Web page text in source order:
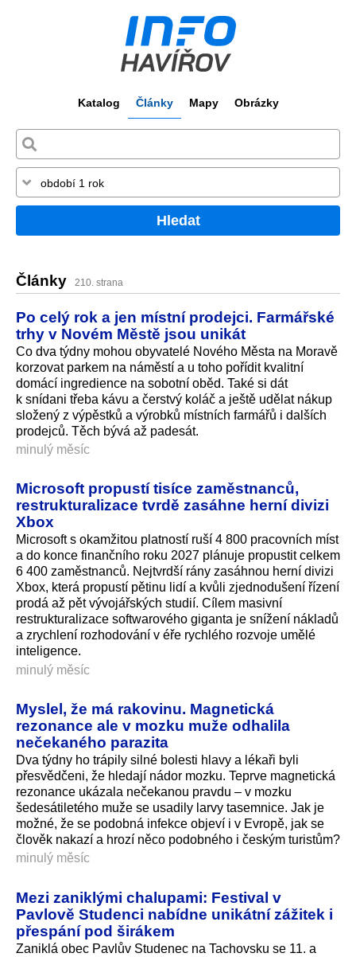
Katalog Články Mapy Obrázky
Hledat
Články 210. strana
Po celý rok a jen místní prodejci. Farmářské
trhy v Novém Městě jsou unikát
Co dva týdny mohou obyvatelé Nového Města na Moravě
korzovat parkem na náměstí a u toho pořídit kvalitní
domácí ingredience na sobotní oběd. Také si dát
k snídani třeba kávu a čerstvý koláč a ještě udělat nákup
složený z výpěstků a výrobků místních farmářů i dalších
prodejců. Těch bývá až padesát.
minulý měsíc
Microsoft propustí tisíce zaměstnanců,
restrukturalizace tvrdě zasáhne herní divizi
Xbox
Microsoft s okamžitou platností ruší 4 800 pracovních míst
a do konce finančního roku 2027 plánuje propustit celkem
6 400 zaměstnanců. Nejtvrdší rány zasáhnou herní divizi
Xbox, která propustí pětinu lidí a kvůli zjednodušení řízení
prodá až pět vývojářských studií. Cílem masivní
restrukturalizace softwarového giganta je snížení nákladů
a zrychlení rozhodování v éře rychlého rozvoje umělé
inteligence.
minulý měsíc
Myslel, že má rakovinu. Magnetická
rezonance ale v mozku muže odhalila
nečekaného parazita
Dva týdny ho trápily silné bolesti hlavy a lékaři byli
přesvědčeni, že hledají nádor mozku. Teprve magnetická
rezonance ukázala nečekanou pravdu – v mozku
šedesátiletého muže se usadily larvy tasemnice. Jak je
možné, že se podobná infekce objeví i v Evropě, jak se
člověk nakazí a hrozí něco podobného i českým turistům?
minulý měsíc
Mezi zaniklými chalupami: Festival v
Pavlově Studenci nabídne unikátní zážitek i
přespání pod širákem
Zaniklá obec Pavlův Studenec na Tachovsku se 11. a